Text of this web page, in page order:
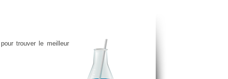
trouver le meilleur